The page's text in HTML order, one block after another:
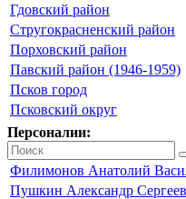
Гдовский район
Стругокрасненский район
Порховский район
Павский район (1946-1959)
Псков город
Псковский округ
Персоналии:
Филимонов Анатолий
Пушкин Александр